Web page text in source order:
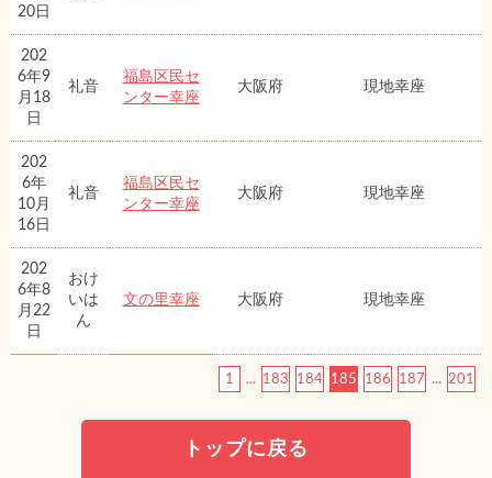
20日
202
6年9
月18
日
礼音
福島区民セ
ンター幸座
大阪府 現地幸座
202
6年
10月
16日
礼音
福島区民セ
ンター幸座
大阪府 現地幸座
202
6年8
月22
日
おけ
いは
ん
文の里幸座 大阪府 現地幸座
1 ... 183 184 185 186 187 ... 201
トップに戻る